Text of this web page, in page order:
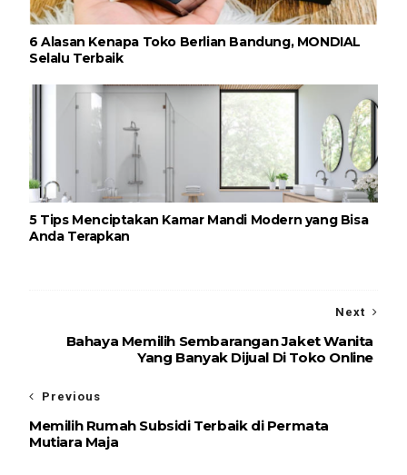
6 Alasan Kenapa Toko Berlian Bandung, MONDIAL
Selalu Terbaik
5 Tips Menciptakan Kamar Mandi Modern yang Bisa
Anda Terapkan
Next
Bahaya Memilih Sembarangan Jaket Wanita
Yang Banyak Dijual Di Toko Online
Previous
Memilih Rumah Subsidi Terbaik di Permata
Mutiara Maja